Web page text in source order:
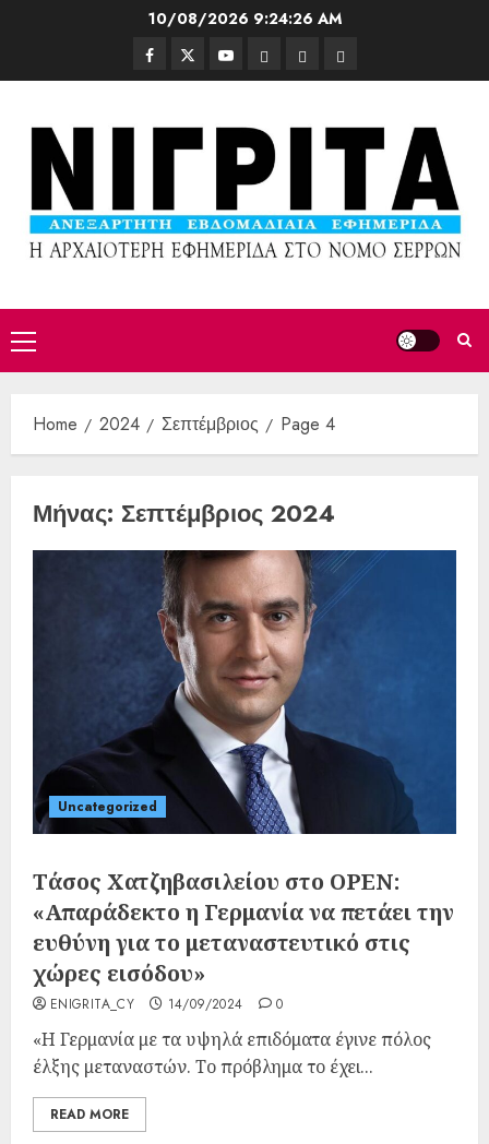
10/08/2026 9:24:28 AM
Home 2024 Σεπτέμβριος Page 4
Μήνας: Σεπτέμβριος 2024
Uncategorized
Τάσος Χατζηβασιλείου στο OPEN:
«Απαράδεκτο η Γερμανία να πετάει την
ευθύνη για το μεταναστευτικό στις
χώρες εισόδου»
ENIGRITA_CY 14/09/2024 0
«Η Γερμανία με τα υψηλά επιδόματα έγινε πόλος
έλξης μεταναστών. Το πρόβλημα το έχει...
READ MORE